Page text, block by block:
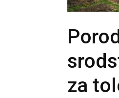
za